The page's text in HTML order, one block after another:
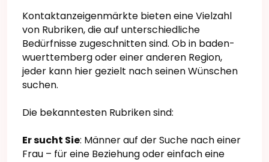
Kontaktanzeigenmärkte bieten eine Vielzahl
von Rubriken, die auf unterschiedliche
Bedürfnisse zugeschnitten sind. Ob in baden-
wuerttemberg oder einer anderen Region,
jeder kann hier gezielt nach seinen Wünschen
suchen.
Die bekanntesten Rubriken sind:
Er sucht Sie: Männer auf der Suche nach einer
Frau – für eine Beziehung oder einfach eine